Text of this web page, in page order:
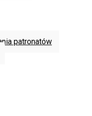
patronatów